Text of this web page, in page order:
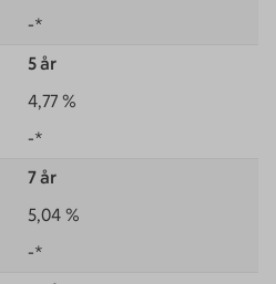
-*
5 år
4,77 %
-*
7 år
5,04 %
-*